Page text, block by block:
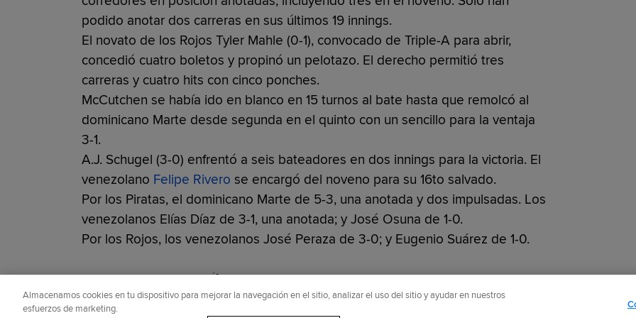
podido anotar dos carreras en sus últimos 19 innings.
El novato de los Rojos Tyler Mahle (0-1), convocado de Triple-A para abrir,
concedió cuatro boletos y propinó un pelotazo. El derecho permitió tres
carreras y cuatro hits con cinco ponches.
McCutchen se había ido en blanco en 15 turnos al bate hasta que remolcó al
dominicano Marte desde segunda en el quinto con un sencillo para la ventaja
3-1.
A.J. Schugel (3-0) enfrentó a seis bateadores en dos innings para la victoria. El
venezolano Felipe Rivero se encargó del noveno para su 16to salvado.
Por los Piratas, el dominicano Marte de 5-3, una anotada y dos impulsadas. Los
venezolanos Elías Díaz de 3-1, una anotada; y José Osuna de 1-0.
Por los Rojos, los venezolanos José Peraza de 3-0; y Eugenio Suárez de 1-0.
Almacenamos cookies en tu dispositivo para mejorar la navegación en el sitio, analizar el uso del sitio y ayudar en nuestros
esfuerzos de marketing.